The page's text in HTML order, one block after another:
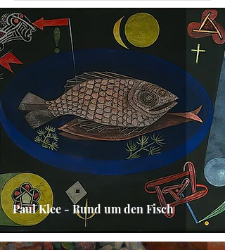
Paul Klee - Rund um den Fisch